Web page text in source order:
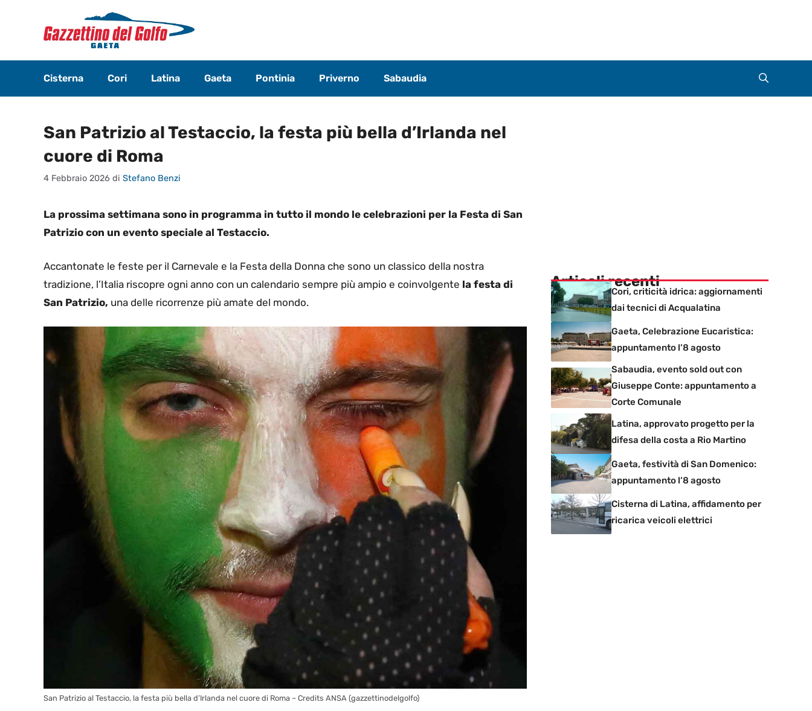
contenuto
Cisterna Cori Latina Gaeta Pontinia Priverno Sabaudia
San Patrizio al Testaccio, la festa più bella d’Irlanda nel
cuore di Roma
4 Febbraio 2026 di Stefano Benzi
La prossima settimana sono in programma in tutto il mondo le celebrazioni per la Festa di San
Patrizio con un evento speciale al Testaccio.
Accantonate le feste per il Carnevale e la Festa della Donna che sono un classico della nostra
tradizione, l’Italia riscopre ogni anno con un calendario sempre più ampio e coinvolgente la festa di
San Patrizio, una delle ricorrenze più amate del mondo.
San Patrizio al Testaccio, la festa più bella d’Irlanda nel cuore di Roma – Credits ANSA (gazzettinodelgolfo)
Articoli recenti
Cori, criticità idrica: aggiornamenti
dai tecnici di Acqualatina
Gaeta, Celebrazione Eucaristica:
appuntamento l’8 agosto
Sabaudia, evento sold out con
Giuseppe Conte: appuntamento a
Corte Comunale
Latina, approvato progetto per la
difesa della costa a Rio Martino
Gaeta, festività di San Domenico:
appuntamento l’8 agosto
Cisterna di Latina, affidamento per
ricarica veicoli elettrici